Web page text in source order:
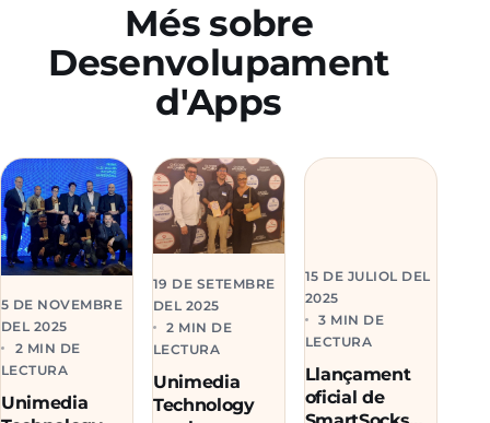
Més sobre
Desenvolupament
d'Apps
5 DE NOVEMBRE
DEL 2025
2 MIN DE
LECTURA
Unimedia
19 DE SETEMBRE
DEL 2025
2 MIN DE
LECTURA
Unimedia
Technology
15 DE JULIOL DEL
2025
3 MIN DE
LECTURA
Llançament
oficial de